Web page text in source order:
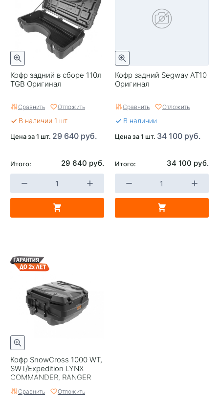
Кофр задний в сборе 110л
TGB Оригинал
Сравнить Отложить
В наличии 1 шт
Цена за 1 шт. 29 640 руб.
Итого: 29 640 руб.
Кофр задний Segway AT10
Оригинал
Сравнить Отложить
В наличии
Цена за 1 шт. 34 100 руб.
Итого: 34 100 руб.
Кофр SnowCross 1000 WT,
SWT/Expedition LYNX
COMMANDER, RANGER
Сравнить Отложить